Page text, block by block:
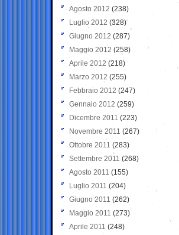
Agosto 2012 (238)
Luglio 2012 (328)
Giugno 2012 (287)
Maggio 2012 (258)
Aprile 2012 (218)
Marzo 2012 (255)
Febbraio 2012 (247)
Gennaio 2012 (259)
Dicembre 2011 (223)
Novembre 2011 (267)
Ottobre 2011 (283)
Settembre 2011 (268)
Agosto 2011 (155)
Luglio 2011 (204)
Giugno 2011 (262)
Maggio 2011 (273)
Aprile 2011 (248)